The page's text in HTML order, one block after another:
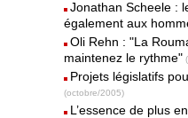
Jonathan Scheele :
également aux
Oli Rehn : "La
maintenez le rythme"
Projets législatifs
(octobre/2005)
L’essence de plus